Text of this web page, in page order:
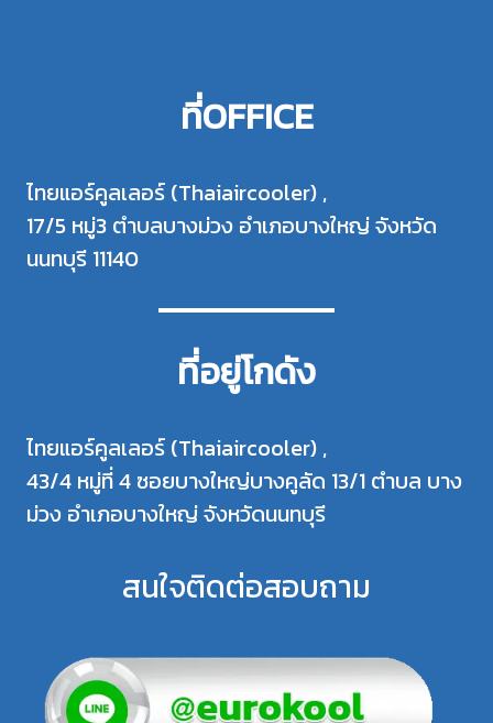
ที่OFFICE
ไทยแอร์คูลเลอร์ (Thaiaircooler) ,
17/5 หมู่3 ตำบลบางม่วง อำเภอบางใหญ่ จังหวัด
นนทบุรี 11140
ที่อยู่โกดัง
ไทยแอร์คูลเลอร์ (Thaiaircooler) ,
43/4 หมู่ที่ 4 ซอยบางใหญ่บางคูลัด 13/1 ตำบล บาง
ม่วง อำเภอบางใหญ่ จังหวัดนนทบุรี
สนใจติดต่อสอบถาม